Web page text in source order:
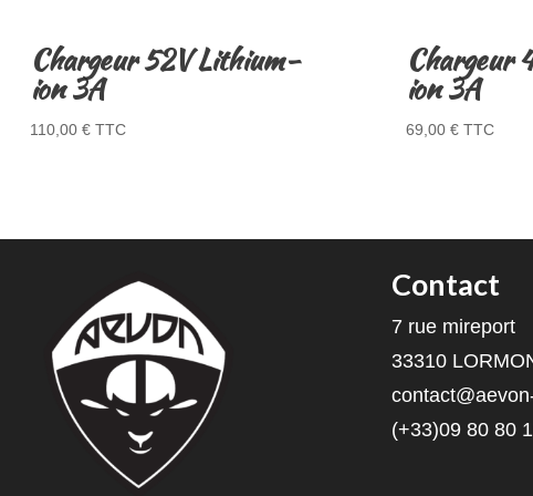
Chargeur 52V Lithium-
ion 3A
110,00 € TTC
Chargeur
ion 3A
69,00€ TTC
Contact
7 rue mireport
33310
(+33)09 80 80